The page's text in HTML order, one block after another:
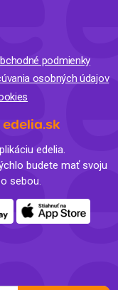
podmienky
osobných údajov
edelia.
budete mať svoju
sebou.